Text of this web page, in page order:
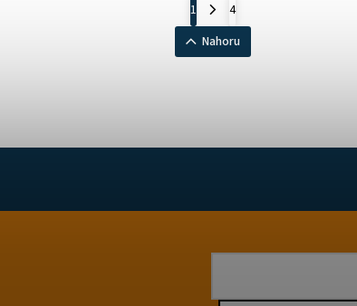
1
4
Nahoru